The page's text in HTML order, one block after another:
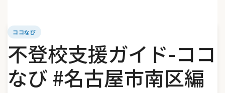
ココなび
不登校支援ガイド-ココ
なび #名古屋市南区編